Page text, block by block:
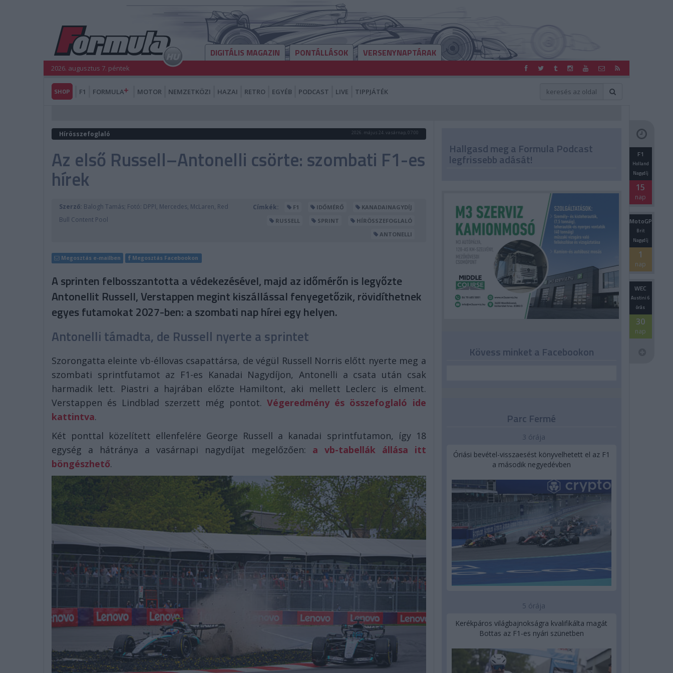
DIGITÁLIS MAGAZIN PONTÁLLÁSOK VERSENYNAPTÁRAK
2026. augusztus 7. péntek
SHOP F1 FORMULA MOTOR NEMZETKÖZI HAZAI RETRO EGYÉB PODCAST LIVE TIPPJÁTÉK
Hírösszefoglaló 2026. május 24. vasárnap, 07:00
Az első Russell–Antonelli csörte: szombati F1-es
hírek
Szerző: Balogh Tamás; Fotó: DPPI, Mercedes, McLaren, Red
Bull Content Pool
Címkék: F1 IDŐMÉRŐ
KANADAINAGYDÍJ
RUSSELL
SPRINT
HÍRÖSSZEFOGLALÓ
ANTONELLI
Megosztás e-mailben Megosztás Facebookon
A sprinten felbosszantotta a védekezésével, majd az időmérőn is legyőzte
Antonellit Russell, Verstappen megint kiszállással fenyegetőzik, rövidíthetnek
egyes futamokat 2027-ben: a szombati nap hírei egy helyen.
Antonelli támadta, de Russell nyerte a sprintet
Szorongatta eleinte vb-éllovas csapattársa, de végül Russell Norris előtt nyerte meg a
szombati sprintfutamot az F1-es Kanadai Nagydíjon, Antonelli a csata után csak
harmadik lett. Piastri a hajrában előzte Hamiltont, aki mellett Leclerc is elment.
Verstappen és Lindblad szerzett még pontot.Végeredmény és összefoglaló ide
kattintva.
Két ponttal közelített ellenfelére George Russell a kanadai sprintfutamon, így 18
egység a hátránya a vasárnapi nagydíjat megelőzően: a vb-tabellák állása itt
böngészhető.
Hallgasd meg a Formula Podcast
legfrissebb adását! F1
Holland
Nagydíj
15
nap
MotoGP
Brit
Nagydíj
1
nap
WEC
Austini 6
órás
30
nap
Kövess minket a Facebookon
Parc Fermé
3 órája
Óriási bevétel-visszaesést könyvelhetett el az F1
a második negyedévben
5 órája
Kerékpáros világbajnokságra kvalifikálta magát
Bottas az F1-es nyári szünetben